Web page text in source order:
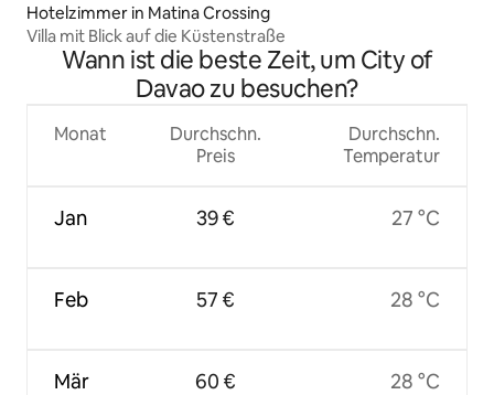
Hotelzimmer in Matina Crossing
Villa mit Blick auf die Küstenstraße
Wann ist die beste Zeit, um City of
Davao zu besuchen?
Monat
Jan
Feb
Mär
Durchschn.
Preis
39 €
57 €
60 €
Durchschn.
Temperatur
27 °C
28 °C
28 °C